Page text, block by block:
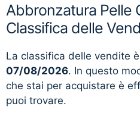
Abbronzatura Pelle
Classifica delle
La classifica delle vendite
07/08/2026. In questo
che stai per acquistare è
puoi trovare.